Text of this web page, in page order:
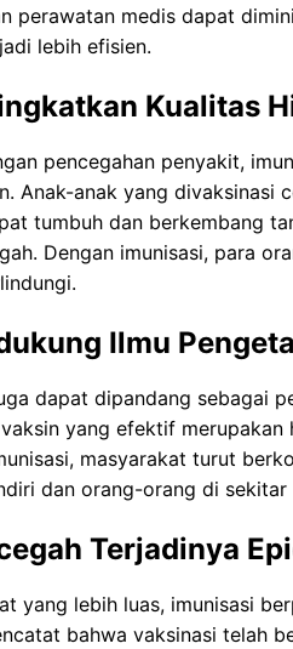
perawatan medis dapat
lebih efisien.
Kualitas
pencegahan penyakit,
Anak-anak yang divaksinasi
tumbuh dan berkembang
Dengan imunisasi, para
Ilmu
dapat dipandang sebagai
vaksin yang efektif
masyarakat turut
dan orang-orang di sekitar
Terjadinya
yang lebih luas, imunisasi
bahwa vaksinasi telah